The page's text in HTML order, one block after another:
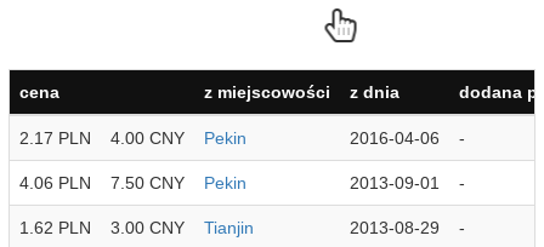
cena z miejscowości z dnia dodana
2.17 PLN 4.00 CNY Pekin 2016-04-06 -
4.06 PLN 7.50 CNY Pekin 2013-09-01 -
1.62 PLN 3.00 CNY Tianjin 2013-08-29 -